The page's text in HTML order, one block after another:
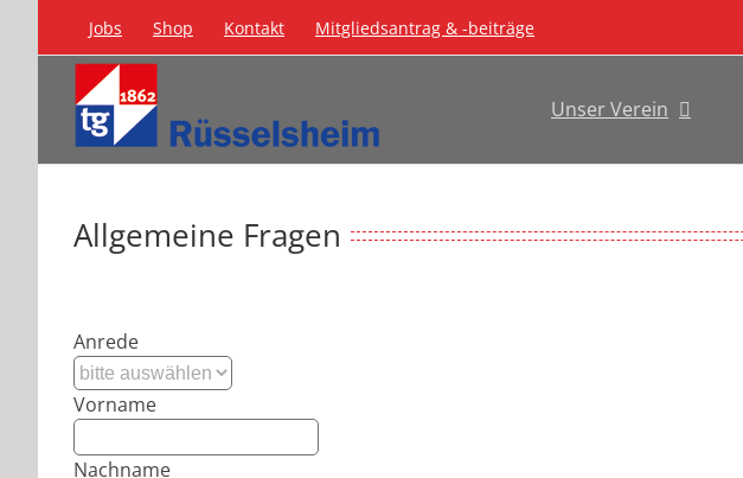
springen
Jobs Shop Kontakt Mitgliedsantrag & -beiträge
Unser Verein
Allgemeine Fragen
Anrede
Vorname
Nachname